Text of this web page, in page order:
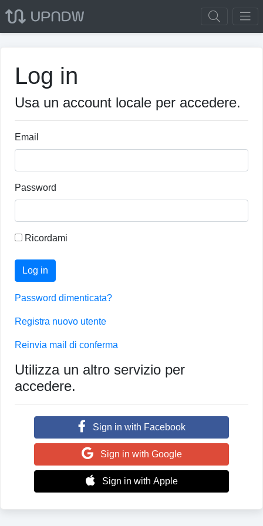
Log in
Usa un account locale per accedere.
Email
Password
Ricordami
Log in
Password dimenticata?
Registra nuovo utente
Reinvia mail di conferma
Utilizza un altro servizio per
accedere.
Sign in with Facebook
Sign in with Google
Sign in with Apple